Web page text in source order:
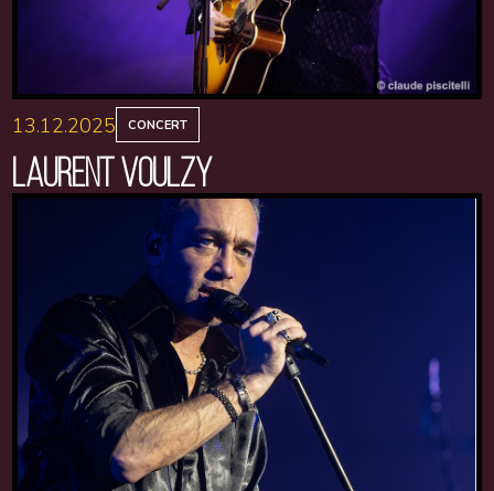
13.12.2025 CONCERT
LAURENT VOULZY